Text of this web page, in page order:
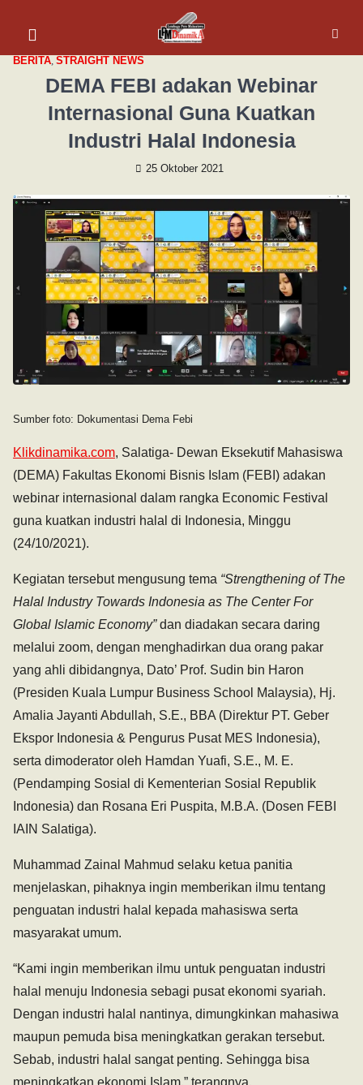
BERITA, STRAIGHT NEWS
DEMA FEBI adakan Webinar
Internasional Guna Kuatkan
Industri Halal Indonesia
25 Oktober 2021
Sumber foto: Dokumentasi Dema Febi
Klikdinamika.com, Salatiga- Dewan Eksekutif Mahasiswa
(DEMA) Fakultas Ekonomi Bisnis Islam (FEBI) adakan
webinar internasional dalam rangka Economic Festival
guna kuatkan industri halal di Indonesia, Minggu
(24/10/2021).
Kegiatan tersebut mengusung tema “Strengthening of The
Halal Industry Towards Indonesia as The Center For
Global Islamic Economy”dan diadakan secara daring
melalui zoom, dengan menghadirkan dua orang pakar
yang ahli dibidangnya, Dato’ Prof. Sudin bin Haron
(Presiden Kuala Lumpur Business School Malaysia), Hj.
Amalia Jayanti Abdullah, S.E., BBA (Direktur PT. Geber
Ekspor Indonesia & Pengurus Pusat MES Indonesia),
serta dimoderator oleh Hamdan Yuafi, S.E., M. E.
(Pendamping Sosial di Kementerian Sosial Republik
Indonesia) dan Rosana Eri Puspita, M.B.A. (Dosen FEBI
IAIN Salatiga).
Muhammad Zainal Mahmud selaku ketua panitia
menjelaskan, pihaknya ingin memberikan ilmu tentang
penguatan industri halal kepada mahasiswa serta
masyarakat umum.
“Kami ingin memberikan ilmu untuk penguatan industri
halal menuju Indonesia sebagi pusat ekonomi syariah.
Dengan industri halal nantinya, dimungkinkan mahasiwa
maupun pemuda bisa meningkatkan gerakan tersebut.
Sebab, industri halal sangat penting. Sehingga bisa
meningkatkan ekonomi Islam,” terangnya.